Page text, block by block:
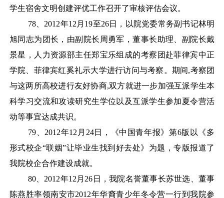
学生宿舍文明创建评优工作召开了审核评估会议。
78、 2012年12月19至26日，以院党委常务副书记林明
旭同志为团长，由副院长周勇军，董事长助理、副院长戴
景星，人力资源部主任郑宝乐组成的考察团赴菲律宾中正
学院、菲律宾红奚礼示大学进行访问与考察。期间,考察团
与这两所高校进行友好协商,双方就进一步加强互派学生本
科学习交流和攻读研究生学位以及互派学生参加夏令营活
动等事宜达成共识。
79、 2012年12月24日，《中国青年报》第6版以《多
形式校企“联姻”让毕业生找到好去处》为题，专版报道了
我院校企合作建设成就。
80、 2012年12月26日，我院名誉董事长苏世选、董事
陈燕胜率领南安市2012年华裔青少年冬令营一行到我院参